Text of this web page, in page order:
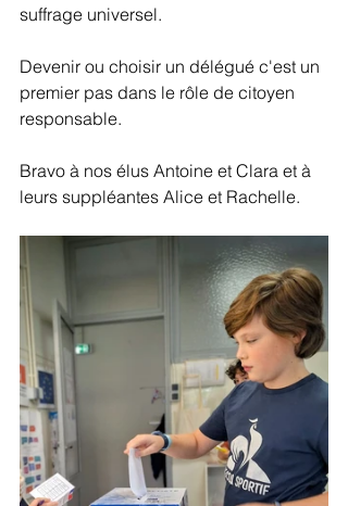
suffrage universel.
Devenir ou choisir un délégué c'est un
premier pas dans le rôle de citoyen
responsable.
Bravo à nos élus Antoine et Clara et à
leurs suppléantes Alice et Rachelle.